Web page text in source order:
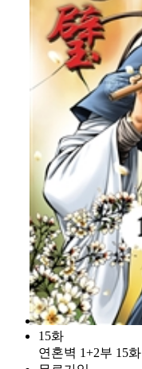
15화
연혼벽 1+2부 15화